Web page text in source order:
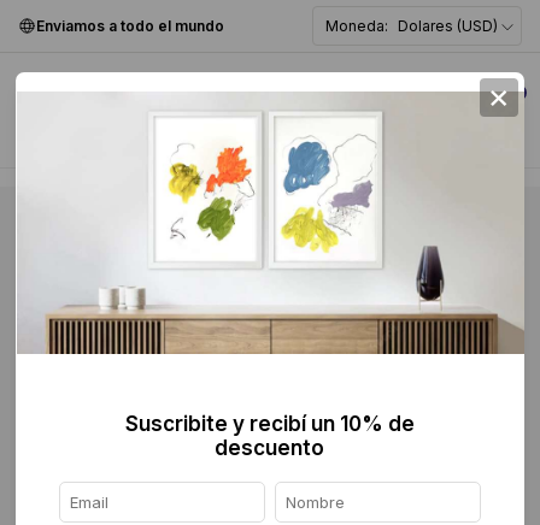
Enviamos a todo el mundo Moneda: Dolares (USD)
0
×
Suscribite y recibí un 10% de
descuento